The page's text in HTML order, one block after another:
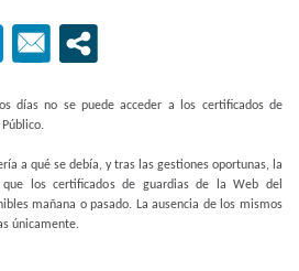
días no se puede acceder a los certificados de
a qué se debía, y tras las gestiones oportunas, la
los certificados de guardias de la Web del
mañana o pasado. La ausencia de los mismos
únicamente.